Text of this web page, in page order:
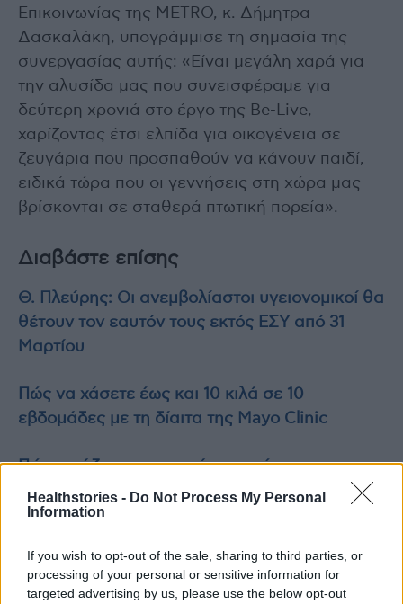
Healthstories - Do Not Process My Personal
Information
If you wish to opt-out of the sale, sharing to third parties, or
processing of your personal or sensitive information for
targeted advertising by us, please use the below opt-out
Επικοινωνίας της METRO, κ. Δήμητρα
Δασκαλάκη, υπογράμμισε τη σημασία της
συνεργασίας αυτής: «Είναι μεγάλη χαρά για
την αλυσίδα μας που συνεισφέραμε για
δεύτερη χρονιά στο έργο της Be-Live,
χαρίζοντας έτσι ελπίδα για οικογένεια σε
ζευγάρια που προσπαθούν να κάνουν παιδί,
ειδικά τώρα που οι γεννήσεις στη χώρα μας
βρίσκονται σε σταθερά πτωτική πορεία».
Διαβάστε επίσης
Θ. Πλεύρης: Οι ανεμβολίαστοι υγειονομικοί θα
θέτουν τον εαυτόν τους εκτός ΕΣΥ από 31
Μαρτίου
Πώς να χάσετε έως και 10 κιλά σε 10
εβδομάδες με τη δίαιτα της Mayo Clinic
Πώς μοιάζουν τα αρχικά συμπτώματα της
Σκλήρυνσης Κατά Πλάκας
TAGS Be-Live Βασίλης Κελλάρης
εξωσωματική γονιμοποίηση